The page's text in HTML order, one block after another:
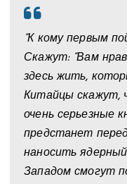
“К кому первым
Скажут: “Вам
здесь жить,
Китайцы скажут,
очень серьезные
предстанет
наносить
Западом смогут